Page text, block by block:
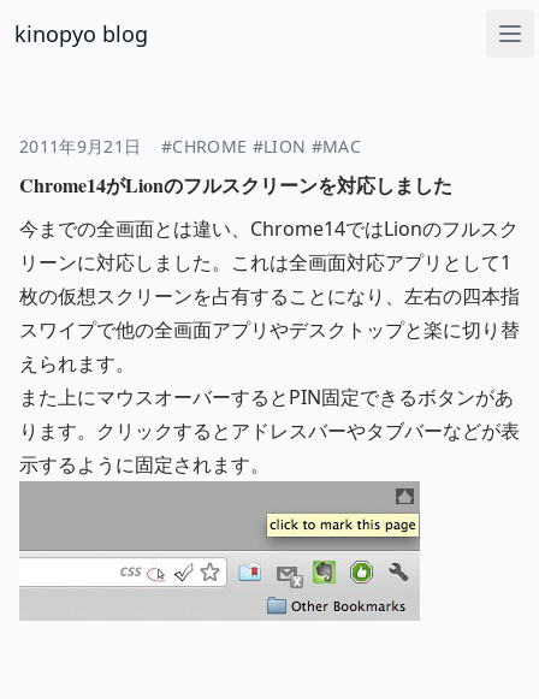
kinopyo blog
2011年9月21日 #CHROME #LION #MAC
Chrome14がLionのフルスクリーンを対応しました
今までの全画面とは違い、Chrome14ではLionのフルスク
リーンに対応しました。これは全画面対応アプリとして1
枚の仮想スクリーンを占有することになり、左右の四本指
スワイプで他の全画面アプリやデスクトップと楽に切り替
えられます。
また上にマウスオーバーするとPIN固定できるボタンがあ
ります。クリックするとアドレスバーやタブバーなどが表
示するように固定されます。